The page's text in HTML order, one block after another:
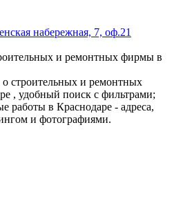
набережная, 7, оф.21
и ремонтных фирмы в
строительных и ремонтных
, удобный поиск с фильтрами;
работы в Краснодаре - адреса,
и фотографиями.